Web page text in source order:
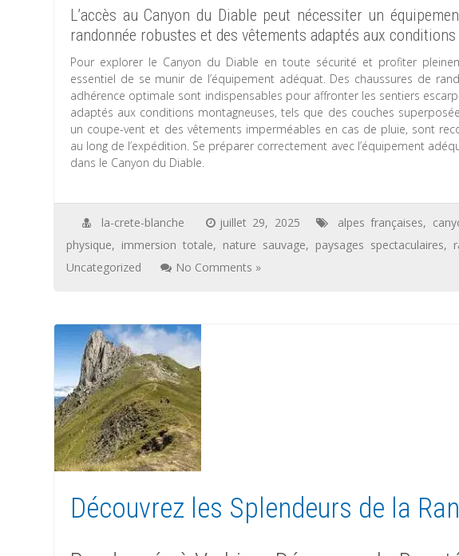
L’accès au Canyon du Diable peut nécessiter un
randonnée robustes et des vêtements adaptés aux
Pour explorer le Canyon du Diable en toute sécurité et profiter
essentiel de se munir de l’équipement adéquat. Des chaussures de
adhérence optimale sont indispensables pour affronter les sentiers
adaptés aux conditions montagneuses, tels que des couches
un coupe-vent et des vêtements imperméables en cas de pluie, sont
au long de l’expédition. Se préparer correctement avec l’équipement
dans le Canyon du Diable.
la-crete-blanche juillet 29, 2025 alpes françaises,
physique, immersion totale, nature sauvage, paysages spectaculaires,
Uncategorized
No Comments »
Découvrez les Splendeurs de la